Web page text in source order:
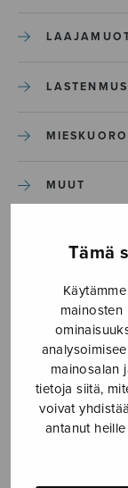
Tämä
mainosten
mainosalan
tietoja siitä,
voivat
antanut
MIESKUORO
MUUT
SEKAKUORO
YLEINEN